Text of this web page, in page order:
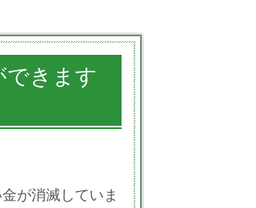
できます
が消滅していま